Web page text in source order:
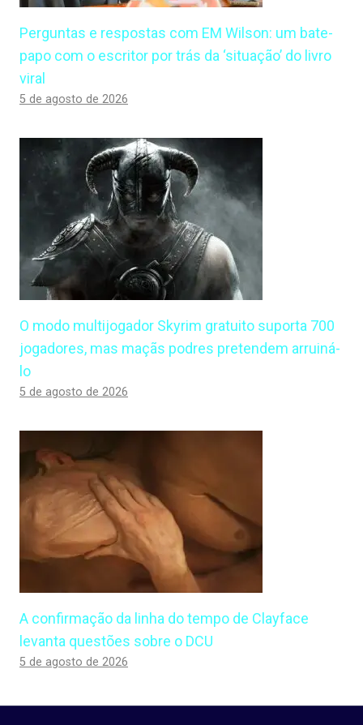
Perguntas e respostas com EM Wilson: um bate-
papo com o escritor por trás da ‘situação’ do livro
viral
5 de agosto de 2026
O modo multijogador Skyrim gratuito suporta 700
jogadores, mas maçãs podres pretendem arruiná-
lo
5 de agosto de 2026
A confirmação da linha do tempo de Clayface
levanta questões sobre o DCU
5 de agosto de 2026